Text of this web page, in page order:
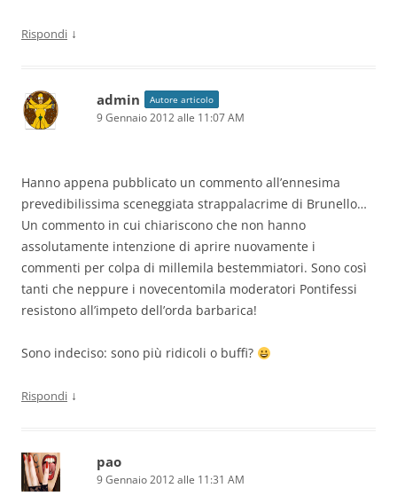
Rispondi ↓
admin Autore articolo
9 Gennaio 2012 alle 11:07 AM
Hanno appena pubblicato un commento all’ennesima
prevedibilissima sceneggiata strappalacrime di Brunello…
Un commento in cui chiariscono che non hanno
assolutamente intenzione di aprire nuovamente i
commenti per colpa di millemila bestemmiatori. Sono così
tanti che neppure i novecentomila moderatori Pontifessi
resistono all’impeto dell’orda barbarica!
Sono indeciso: sono più ridicoli o buffi?
Rispondi ↓
pao
9 Gennaio 2012 alle 11:31 AM